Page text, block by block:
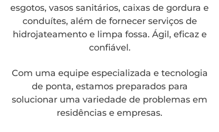
esgotos, vasos sanitários, caixas de gordura e
conduítes, além de fornecer serviços de
hidrojateamento e limpa fossa. Ágil, eficaz e
confiável.
Com uma equipe especializada e tecnologia
de ponta, estamos preparados para
solucionar uma variedade de problemas em
residências e empresas.